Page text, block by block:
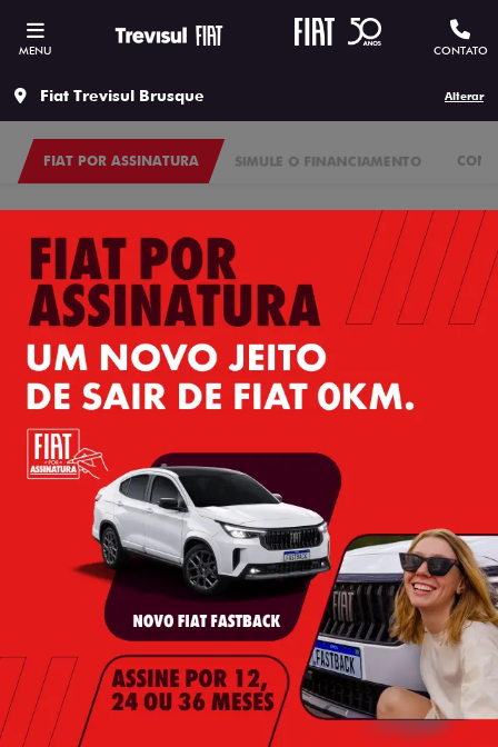
MENU CONTATO
Fiat Trevisul Brusque Alterar
SIMULE O FINANCIAMENTO
FIAT POR ASSINATURA